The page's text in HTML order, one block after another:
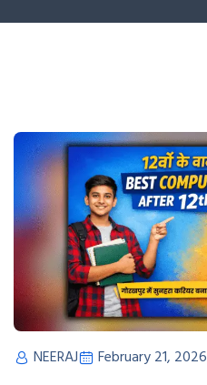
NEERAJ February 21, 2026